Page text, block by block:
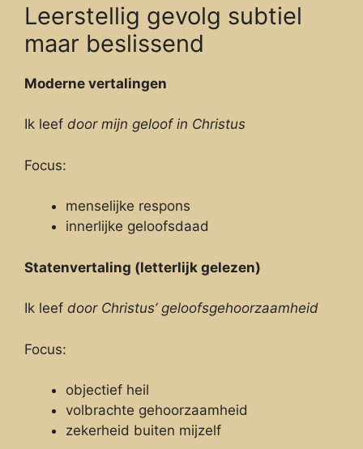
Leerstellig gevolg subtiel
maar beslissend
Moderne vertalingen
Ik leef door mijn geloof in Christus
Focus:
menselijke respons
innerlijke geloofsdaad
Statenvertaling (letterlijk gelezen)
Ik leef door Christus’ geloofsgehoorzaamheid
Focus:
objectief heil
volbrachte gehoorzaamheid
zekerheid buiten mijzelf